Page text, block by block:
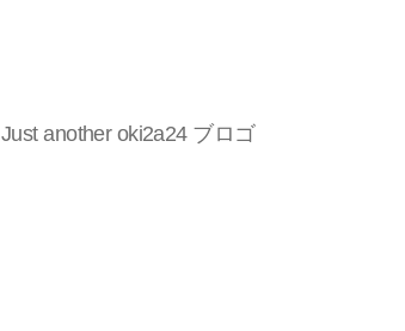
Just another oki2a24 ブロゴ